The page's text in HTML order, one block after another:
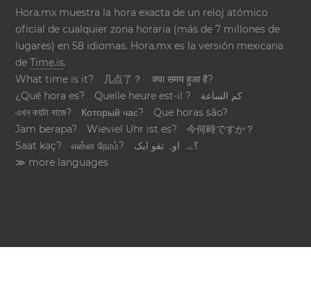
Hora.mx muestra la hora exacta de un reloj atómico
oficial de cualquier zona horaria (más de 7 millones de
lugares) en 58 idiomas. Hora.mx es la versión mexicana
deTime.is.
What time is it?
几点了？
क्या समय हुआ है?
¿Qué hora es?
Quelle heure est-il ?
كم الساعة
এখন কয়টা বাজে?
Который час?
Que horas são?
Jam berapa?
Wieviel Uhr ist es?
今何時ですか？
Saat kaç?
என்ன நேரம்?
؟ےہ اوہ تقو ایک
≫ more languages